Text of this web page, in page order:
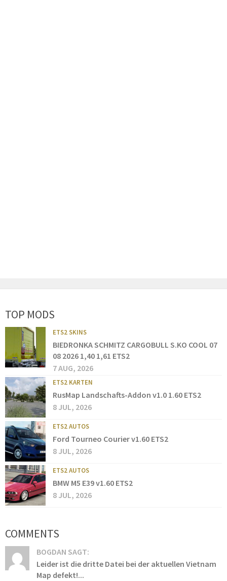
TOP MODS
ETS2 SKINS
BIEDRONKA SCHMITZ CARGOBULL S.KO COOL 07
08 2026 1,40 1,61 ETS2
7 AUG, 2026
ETS2 KARTEN
RusMap Landschafts-Addon v1.0 1.60 ETS2
8 JUL, 2026
ETS2 AUTOS
Ford Tourneo Courier v1.60 ETS2
8 JUL, 2026
ETS2 AUTOS
BMW M5 E39 v1.60 ETS2
8 JUL, 2026
COMMENTS
BOGDAN SAGT:
Leider ist die dritte Datei bei der aktuellen Vietnam
Map defekt!...